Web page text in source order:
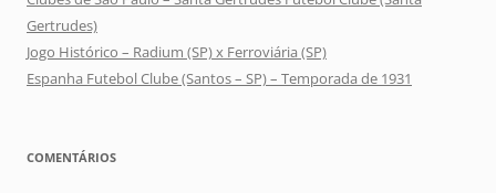
Gertrudes)
Jogo Histórico – Radium (SP) x Ferroviária (SP)
Espanha Futebol Clube (Santos – SP) – Temporada de 1931
COMENTÁRIOS